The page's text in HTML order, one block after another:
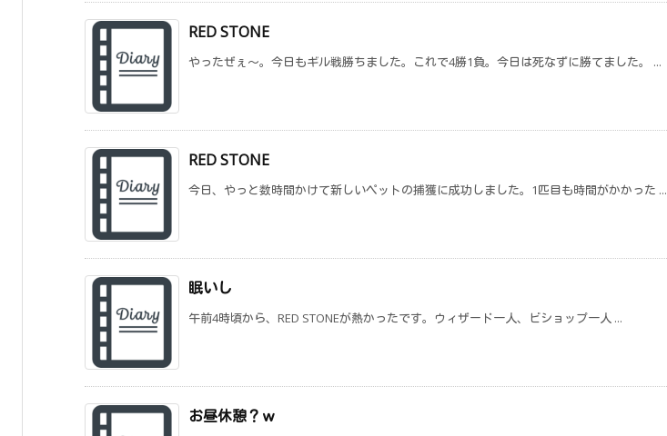
RED STONE
やったぜぇ～。今日もギル戦勝ちました。これで4勝1負。今日は死なずに勝てました。 ...
RED STONE
今日、やっと数時間かけて新しいペットの捕獲に成功しました。1匹目も時間がかかった ...
眠いし
午前4時頃から、RED STONEが熱かったです。ウィザード一人、ビショップ一人 ...
お昼休憩？ｗ